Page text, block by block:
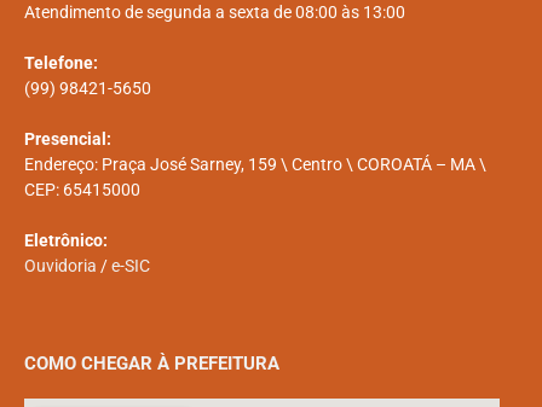
Atendimento de segunda a sexta de 08:00 às 13:00
Telefone:
(99) 98421-5650
Presencial:
Endereço: Praça José Sarney, 159 \ Centro \ COROATÁ – MA \
CEP: 65415000
Eletrônico:
Ouvidoria /e-SIC
COMO CHEGAR À PREFEITURA